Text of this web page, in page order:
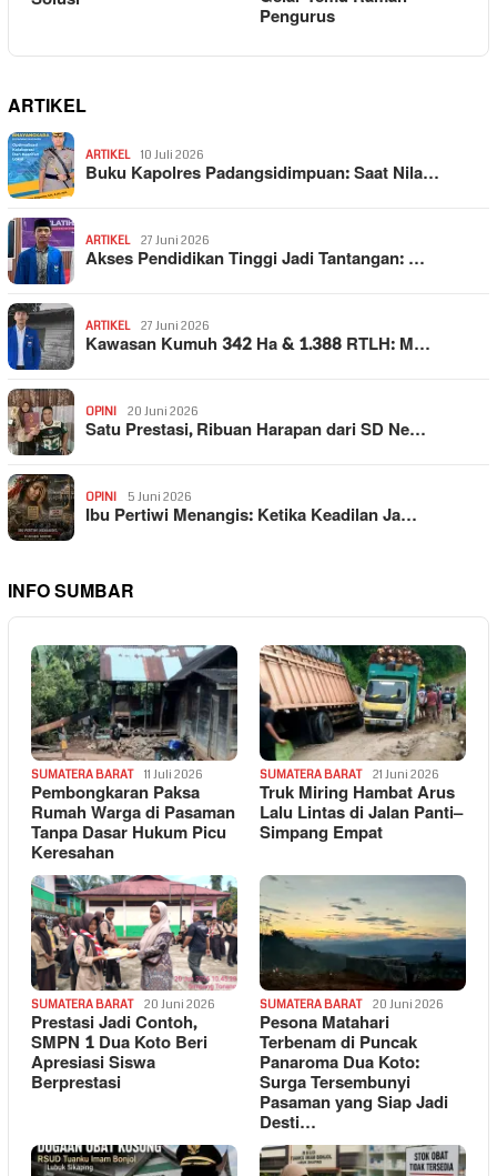
Pengurus
ARTIKEL
ARTIKEL 10 Juli 2026
Buku Kapolres Padangsidimpuan: Saat Nila…
ARTIKEL 27 Juni 2026
Akses Pendidikan Tinggi Jadi Tantangan: …
ARTIKEL 27 Juni 2026
Kawasan Kumuh 342 Ha & 1.388 RTLH: M…
OPINI 20 Juni 2026
Satu Prestasi, Ribuan Harapan dari SD Ne…
OPINI 5 Juni 2026
Ibu Pertiwi Menangis: Ketika Keadilan Ja…
INFO SUMBAR
SUMATERA BARAT 11 Juli 2026
Pembongkaran Paksa
Rumah Warga di Pasaman
Tanpa Dasar Hukum Picu
Keresahan
SUMATERA BARAT 21 Juni 2026
Truk Miring Hambat Arus
Lalu Lintas di Jalan Panti–
Simpang Empat
SUMATERA BARAT 20 Juni 2026
Prestasi Jadi Contoh,
SMPN 1 Dua Koto Beri
Apresiasi Siswa
Berprestasi
SUMATERA BARAT 20 Juni 2026
Pesona Matahari
Terbenam di Puncak
Panaroma Dua Koto:
Surga Tersembunyi
Pasaman yang Siap Jadi
Desti…